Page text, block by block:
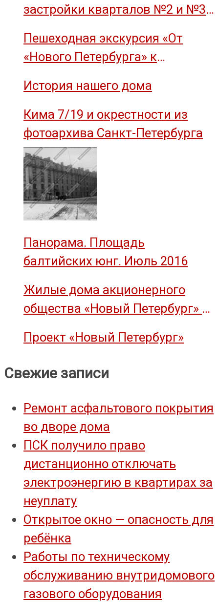
застройки кварталов №2 и №3
Пешеходная экскурсия «От
«Нового Петербурга» к
им. М.И. Калинина»
История нашего дома
Кима 7/19 и окрестности из
фотоархива Санкт-Петербурга
Панорама. Площадь
балтийских юнг. Июль 2016
Жилые дома акционерного
общества «Новый Петербург» —
Проект «Новый Петербург»
Свежие записи
Ремонт асфальтового покрытия
во дворе дома
ПСК получило право
дистанционно отключать
электроэнергию в квартирах за
неуплату
Открытое окно — опасность для
ребёнка
Работы по техническому
обслуживанию внутридомового
газового оборудования